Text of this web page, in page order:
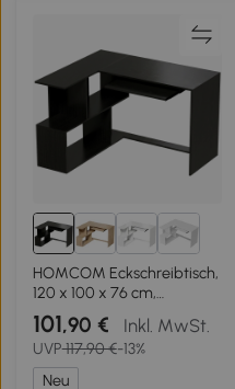
HOMCOM Eckschreibtisch,
120 x 100 x 76 cm,
L‑Schreibtisch mit
Tastaturauszug, 4 offene
Fächer, Schwarz
101,90 € Inkl. MwSt.
UVP117,90 €-13%
Neu